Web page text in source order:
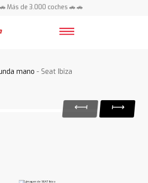
Más de 3.000 coches 🚗 🚗
mano - Seat Ibiza